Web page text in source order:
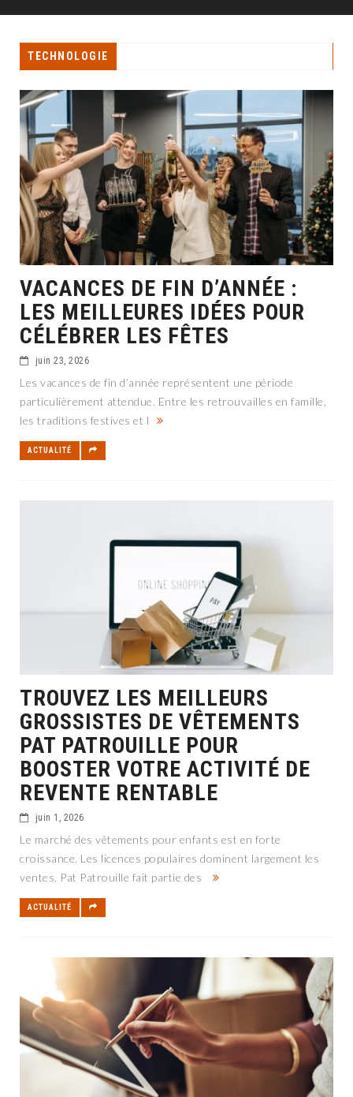
TECHNOLOGIE
VACANCES DE FIN D’ANNÉE :
LES MEILLEURES IDÉES POUR
CÉLÉBRER LES FÊTES
juin 23, 2026
Les vacances de fin d’année représentent une période
particulièrement attendue. Entre les retrouvailles en famille,
les traditions festives et l
ACTUALITÉ
TROUVEZ LES MEILLEURS
GROSSISTES DE VÊTEMENTS
PAT PATROUILLE POUR
BOOSTER VOTRE ACTIVITÉ DE
REVENTE RENTABLE
juin 1, 2026
Le marché des vêtements pour enfants est en forte
croissance. Les licences populaires dominent largement les
ventes. Pat Patrouille fait partie des
ACTUALITÉ